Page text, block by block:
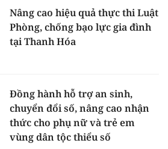
Nâng cao hiệu quả thực thi Luật
Phòng, chống bạo lực gia đình
tại Thanh Hóa
Đồng hành hỗ trợ an sinh,
chuyển đổi số, nâng cao nhận
thức cho phụ nữ và trẻ em
vùng dân tộc thiểu số